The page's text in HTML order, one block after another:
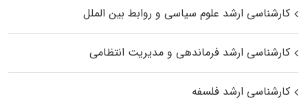
کارشناسی ارشد علوم سیاسی و روابط بین الملل
کارشناسی ارشد فرماندهی و مدیریت انتظامی
کارشناسی ارشد فلسفه